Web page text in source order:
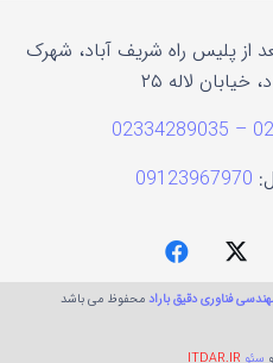
از پلیس راه شریف آباد، شهرک
لاله ۲۵
09123967970
فناوری دقیق بارادمحفوظ می باشد
و سئو ITDAR.IR